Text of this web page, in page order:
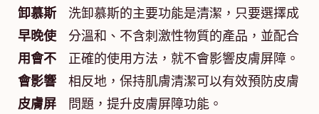
卸慕斯
早晚使
用會不
會影響
皮膚屏
洗卸慕斯的主要功能是清潔，只要選擇成
分溫和、不含刺激性物質的產品，並配合
正確的使用方法，就不會影響皮膚屏障。
相反地，保持肌膚清潔可以有效預防皮膚
問題，提升皮膚屏障功能。